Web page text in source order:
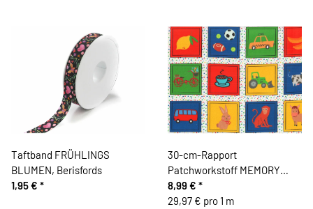
Taftband FRÜHLINGS
BLUMEN, Berisfords
1,95 € *
30-cm-Rapport
Patchworkstoff MEMORY
MAGIC, Tier-Motive
8,99 € *
29,97 € pro 1 m